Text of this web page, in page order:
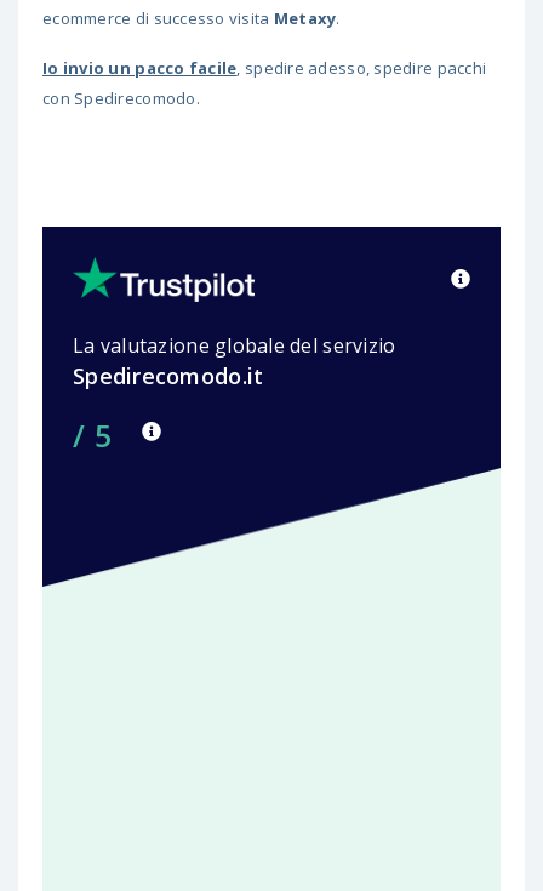
ecommerce di successo visita Metaxy.
Io invio un pacco facile, spedire adesso, spedire pacchi
con Spedirecomodo.
La valutazione globale del servizio
Spedirecomodo.it
/ 5